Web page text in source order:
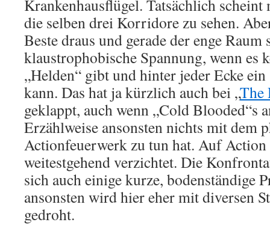
Krankenhausflügel. Tatsächlich
die selben drei Korridore zu sehen.
Beste draus und gerade der enge
klaustrophobische Spannung, wenn es
„Helden“ gibt und hinter jeder Ecke
kann. Das hat ja kürzlich auch bei „The
geklappt, auch wenn „Cold Blooded“s
Erzählweise ansonsten nichts mit dem
Actionfeuerwerk zu tun hat. Auf
weitestgehend verzichtet. Die
sich auch einige kurze, bodenständige
ansonsten wird hier eher mit diversen
gedroht.